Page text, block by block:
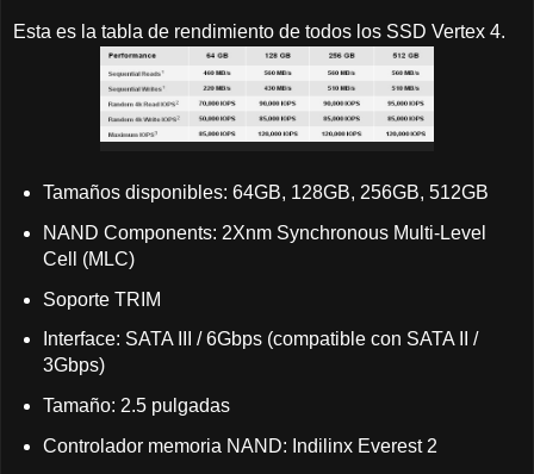
Esta es la tabla de rendimiento de todos los SSD Vertex 4.
Tamaños disponibles: 64GB, 128GB, 256GB, 512GB
NAND Components: 2Xnm Synchronous Multi-Level
Cell (MLC)
Soporte TRIM
Interface: SATA III / 6Gbps (compatible con SATA II /
3Gbps)
Tamaño: 2.5 pulgadas
Controlador memoria NAND: Indilinx Everest 2